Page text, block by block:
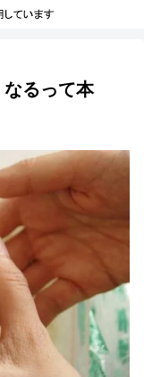
るって本